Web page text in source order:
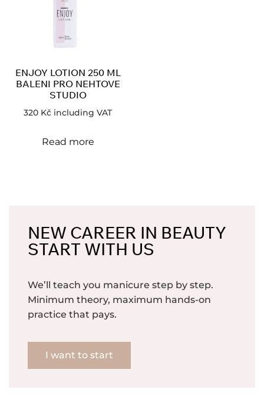
ENJOY LOTION 250 ML
BALENI PRO NEHTOVE
STUDIO
320 Kč including VAT
Read more
NEW CAREER IN BEAUTY
START WITH US
We’ll teach you manicure step by step.
Minimum theory, maximum hands-on
practice that pays.
I want to start